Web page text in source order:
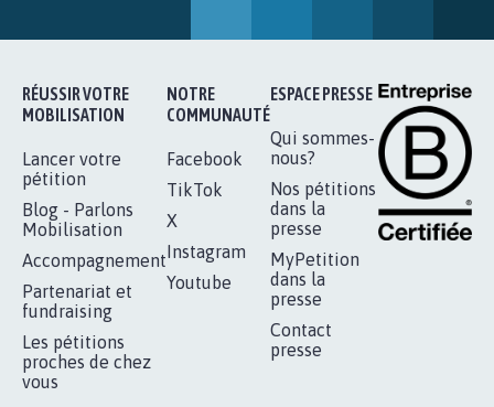
Je signe
RÉUSSIR VOTRE
MOBILISATION
Lancer votre
pétition
ESPACE PRESSE
Qui sommes-
nous?